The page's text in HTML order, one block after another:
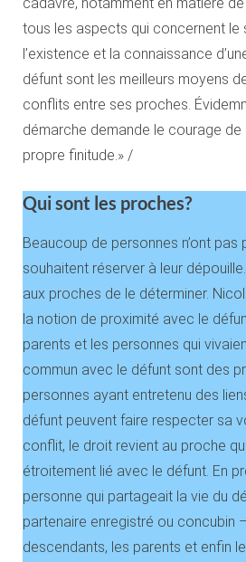
tous les aspects qui concernent le
l’existence et la connaissance
défunt sont les meilleurs moyens
conflits entre ses proches.
démarche demande le courage
propre finitude.» /
Qui sont les proches?
Beaucoup de personnes n’ont pas
souhaitent réserver à leur
aux proches de le déterminer.
la notion de proximité avec le
parents et les personnes qui
commun avec le défunt sont des
personnes ayant entretenu des
défunt peuvent faire respecter sa
conflit, le droit revient au proche
étroitement lié avec le défunt. En
personne qui partageait la vie du
partenaire enregistré ou concubin
descendants, les parents et enfin